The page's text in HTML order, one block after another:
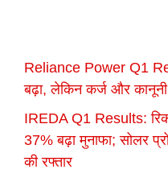
Reliance Power Q1
बढ़ा, लेकिन कर्ज और कानूनी
IREDA Q1 Results:
37% बढ़ा मुनाफा; सोलर
की रफ्तार